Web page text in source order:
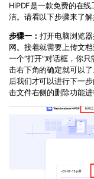
HiPDF是一款免费的在
洁。请看以下步骤来了
步骤一： 打开电脑浏览
网。接着就需要上传文
一个“打开”对话框，你
击右下角的确定就可以
后我们才可以进行下一
击文件右侧的删除功能进